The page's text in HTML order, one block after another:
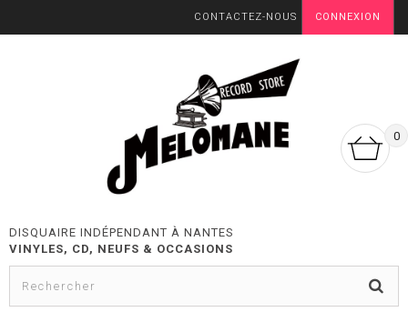
CONNEXION
CONTACTEZ-NOUS
0
DISQUAIRE INDÉPENDANT À NANTES
VINYLES, CD, NEUFS & OCCASIONS